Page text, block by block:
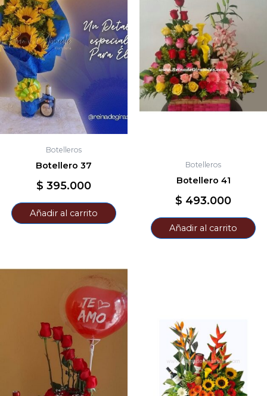
Botelleros
Botellero 37
$ 395.000
Añadir al carrito
Botelleros
Botellero 41
$ 493.000
Añadir al carrito